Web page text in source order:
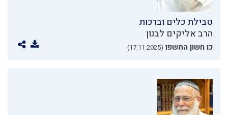
טבילת כלים וברכות
הרב אליקים לבנון
כו חשון התשפו (17.11.2025)